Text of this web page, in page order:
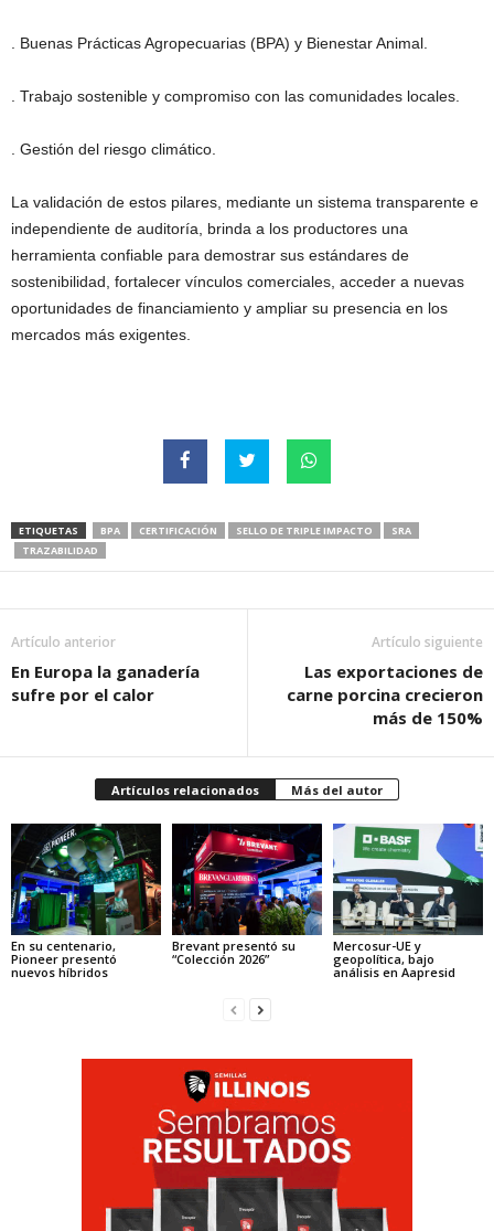
. Buenas Prácticas Agropecuarias (BPA) y Bienestar Animal.
. Trabajo sostenible y compromiso con las comunidades locales.
. Gestión del riesgo climático.
La validación de estos pilares, mediante un sistema transparente e
independiente de auditoría, brinda a los productores una
herramienta confiable para demostrar sus estándares de
sostenibilidad, fortalecer vínculos comerciales, acceder a nuevas
oportunidades de financiamiento y ampliar su presencia en los
mercados más exigentes.
ETIQUETAS BPA CERTIFICACIÓN SELLO DE TRIPLE IMPACTO
SRA
TRAZABILIDAD
Artículo anterior
En Europa la ganadería
sufre por el calor
Artículo siguiente
Las exportaciones de
carne porcina crecieron
más de 150%
Artículos relacionados Más del autor
En su centenario,
Pioneer presentó
nuevos híbridos
Brevant presentó su
“Colección 2026”
Mercosur-UE y
geopolítica, bajo
análisis en Aapresid